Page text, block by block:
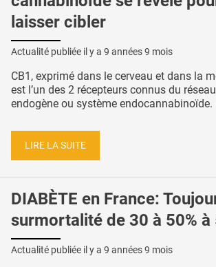
laisser cibler
Actualité publiée il y a 9 années 9 mois
CB1, exprimé dans le cerveau et dans la
est l’un des 2 récepteurs connus du
endogène ou système endocannabinoïde.
LIRE LA SUITE
DIABÈTE en France:
surmortalité de 30 à 50% à
Actualité publiée il y a 9 années 9 mois